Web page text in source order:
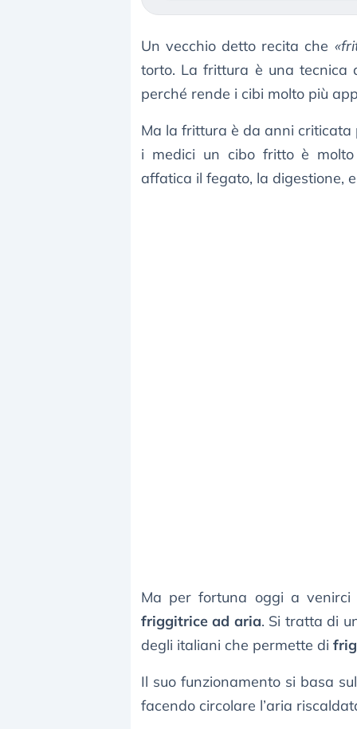
Un vecchio detto recita che
torto. La frittura è una tecnica
perché rende i cibi molto più
Ma la frittura è da anni criticata
i medici un cibo fritto è
affatica il fegato, la digestione,
Ma per fortuna oggi a venirci
friggitrice ad aria. Si tratta di
degli italiani che permette di
Il suo funzionamento si basa
facendo circolare l’aria